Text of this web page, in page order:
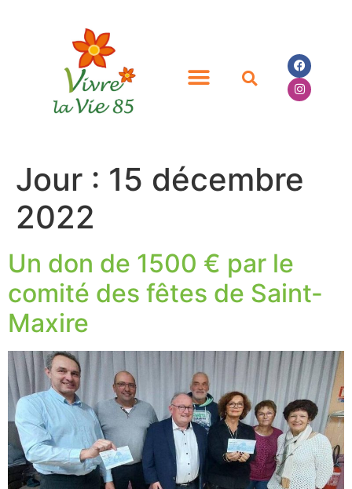
Jour : 15 décembre
2022
Un don de 1500 € par le
comité des fêtes de Saint-
Maxire